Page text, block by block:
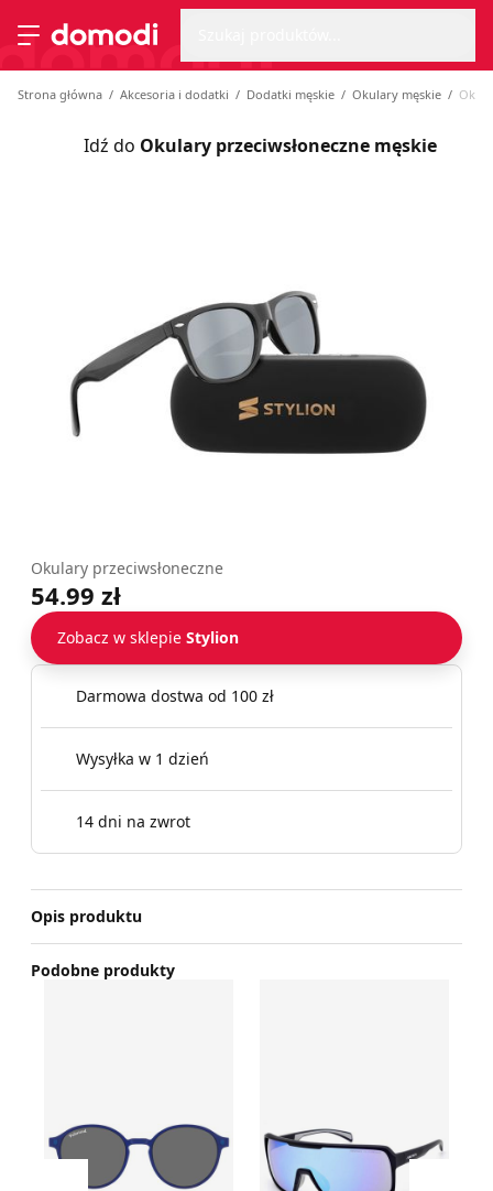
Przełącz menu
Strona główna
Strona główna Akcesoria i dodatki Dodatki męskie Okulary męskie
Idź do Okulary przeciwsłoneczne męskie
Okulary przeciwsłoneczne
54.99 zł
Zobacz w sklepie Stylion
Darmowa dostwa od 100 zł
Wysyłka w 1 dzień
14 dni na zwrot
Opis produktu
Podobne produkty